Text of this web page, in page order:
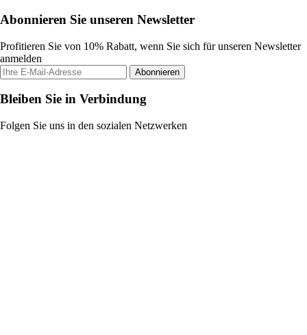
Abonnieren Sie unseren Newsletter
Profitieren Sie von 10% Rabatt, wenn Sie sich für unseren Newsletter
anmelden
Abonnieren
Bleiben Sie in Verbindung
Folgen Sie uns in den sozialen Netzwerken